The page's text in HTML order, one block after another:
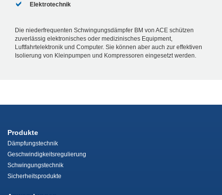
Elektrotechnik
Die niederfrequenten Schwingungsdämpfer BM von ACE schützen
zuverlässig elektronisches oder medizinisches Equipment,
Luftfahrtelektronik und Computer. Sie können aber auch zur effektiven
Isolierung von Kleinpumpen und Kompressoren eingesetzt werden.
Produkte
Dämpfungstechnik
Geschwindigkeitsregulierung
Schwingungstechnik
Sicherheitsprodukte